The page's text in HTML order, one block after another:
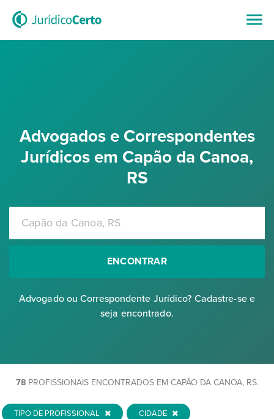
Advogados e Correspondentes
Jurídicos em Capão da Canoa,
RS
ENCONTRAR
Advogado ou Correspondente Jurídico? Cadastre-se e
seja encontrado.
78PROFISSIONAIS ENCONTRADOS EM CAPÃO DA CANOA, RS.
TIPO DE PROFISSIONAL CIDADE